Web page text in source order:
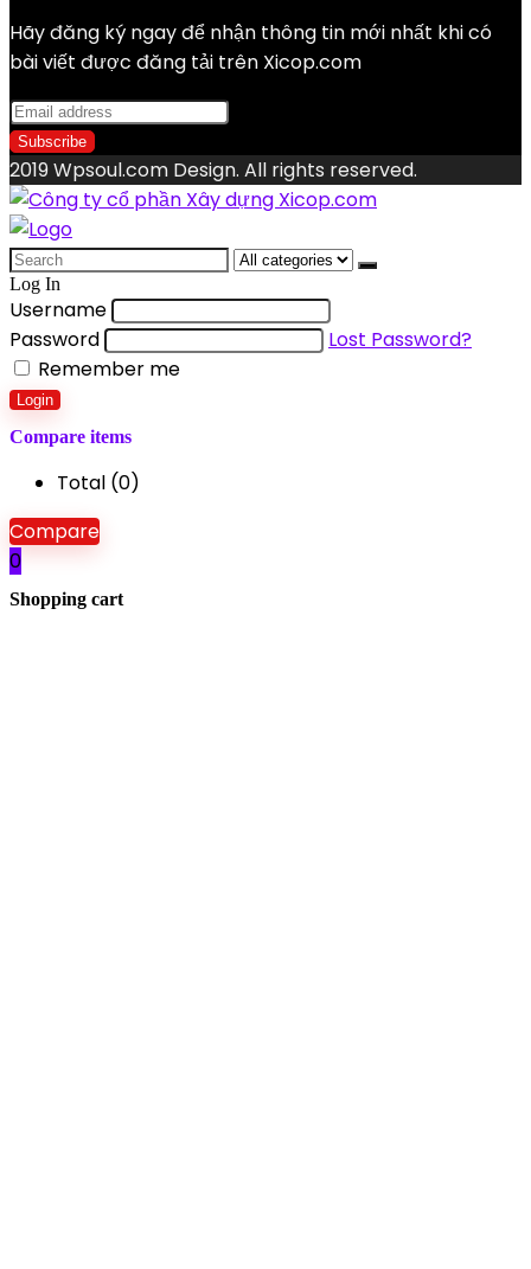
Hãy đăng ký ngay để nhận thông tin mới nhất khi có
bài viết được đăng tải trên Xicop.com
2019 Wpsoul.com Design. All rights reserved.
Search
for:
Log In
Username
Password
Lost Password?
Remember me
Login
Compare items
Total (0)
Compare
0
Shopping cart